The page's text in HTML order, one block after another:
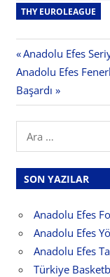
THY EUROLEAGUE
Yazı
Previous
Post:
Anadolu Efes
Next
Post:
Anadolu Efes
Başardı
Search
for:
SON YAZILAR
Anadolu Efes
Anadolu Efes
Anadolu Efes
Türkiye